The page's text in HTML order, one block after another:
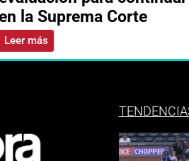
la Suprema Corte
Leer más